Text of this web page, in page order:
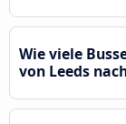
Wie viele
von Leeds